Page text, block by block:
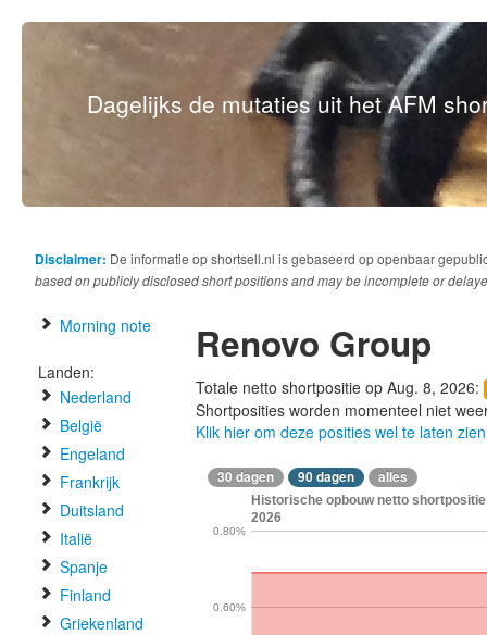
Dagelijks de mutaties uit het AFM
Disclaimer: De informatie op shortsell.nl is gebaseerd op openbaar
based on publicly disclosed short positions and may be incomplete or
Morning note
Landen:
Nederland
België
Engeland
Frankrijk
Duitsland
Italië
Spanje
Finland
Griekenland
Renovo Group
Totale netto shortpositie op Aug. 8, 2026:
Shortposities worden momenteel niet
Klik hier om deze posities wel te laten zien
30 dagen 90 dagen alles
Historische opbouw netto
2026
0.60%
0.80%